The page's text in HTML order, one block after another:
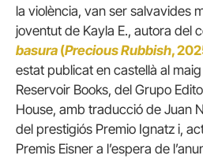
la violència, van ser salvavides
joventut de Kayla E., autora del
basura (Precious Rubbish,
estat publicat en castellà al
Reservoir Books, del Grupo
House, amb traducció de Juan
del prestigiós Premio Ignatz i,
Premis Eisner a l’espera de